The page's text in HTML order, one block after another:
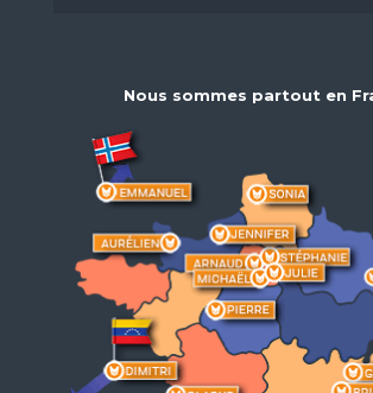
Nous sommes partout en